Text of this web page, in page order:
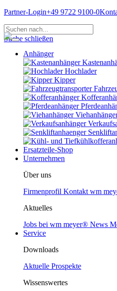
Partner-Login+49 9722 9100-0
Suche schließen
Anhänger
Hochlader
Kipper
Ersatzteile-Shop
Unternehmen
Über uns
Firmenprofil Kontakt wm
Aktuelles
Jobs bei wm meyer® News
Service
Downloads
Aktuelle Prospekte
Wissenswertes